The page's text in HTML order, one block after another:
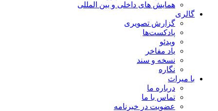
همایش های داخلی و بین المللی
گالری
گزارش تصویری
پادکست‌ها
ویدئو
یاد مفاخر
نسخه و سند
نگاره
با میراث
درباره ما
تماس با ما
عضویت در خبرنامه